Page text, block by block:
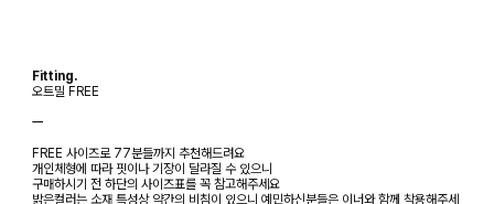
Fitting.
오트밀 FREE
ㅡ
FREE 사이즈로 77분들까지 추천해드려요
개인체형에 따라 핏이나 기장이 달라질 수 있으니
구매하시기 전 하단의 사이즈표를 꼭 참고해주세요
밝은컬러는 소재 특성상 약간의 비침이 있으니 예민하신분들은 이너와 함께 착용해주세